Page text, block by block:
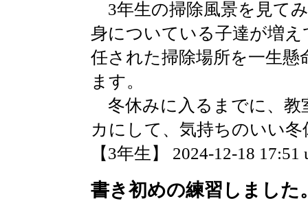
3年生の掃除風景を見て
身についている子達が増
任された掃除場所を一生
ます。
冬休みに入るまでに、教
カにして、気持ちのいい
【3年生】 2024-12-18 17:51
書き初めの練習しました